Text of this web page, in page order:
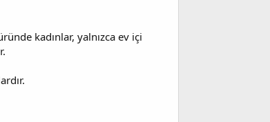
kadınlar, yalnızca ev içi